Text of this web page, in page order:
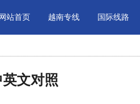
站首页 越南专线 国际线路
文对照